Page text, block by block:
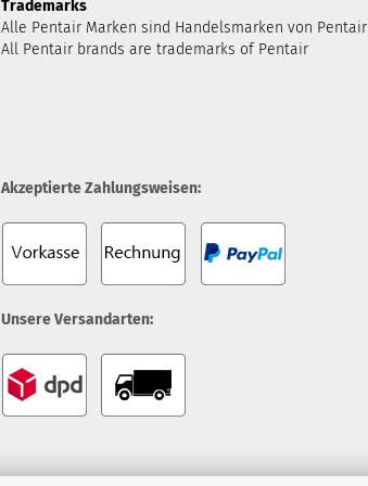
Trademarks
Alle Pentair Marken sind Handelsmarken von Pentair
All Pentair brands are trademarks of Pentair
Akzeptierte Zahlungsweisen:
Unsere Versandarten: